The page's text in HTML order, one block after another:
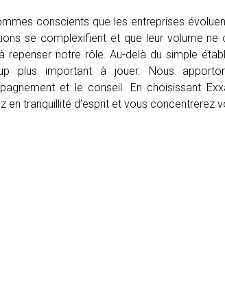
conscients que les entreprises
se complexifient et que leur volume ne
repenser notre rôle. Au-delà du simple
plus important à jouer. Nous
et le conseil. En choisissant
en tranquillité d’esprit et vous